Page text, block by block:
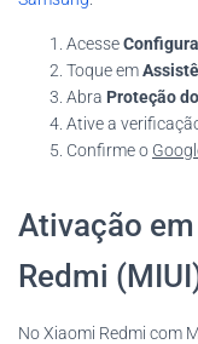
Acesse
Toque em
Abra Proteção
Ative a
Confirme o
Ativação
Redmi
No Xiaomi Redmi com